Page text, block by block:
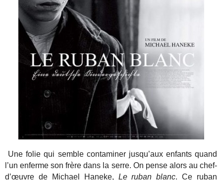
Une folie qui semble contaminer jusqu’aux enfants quand
l’un enferme son frère dans la serre. On pense alors au chef-
d’œuvre de Michael Haneke, Le ruban blanc. Ce ruban